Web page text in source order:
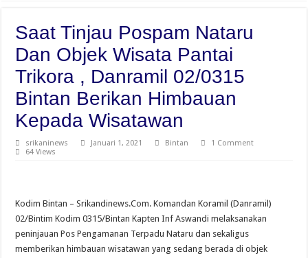
Saat Tinjau Pospam Nataru
Dan Objek Wisata Pantai
Trikora , Danramil 02/0315
Bintan Berikan Himbauan
Kepada Wisatawan
srikaninews Januari 1, 2021 Bintan
1 Comment
64 Views
Kodim Bintan – Srikandinews.Com. Komandan Koramil (Danramil)
02/Bintim Kodim 0315/Bintan Kapten Inf Aswandi melaksanakan
peninjauan Pos Pengamanan Terpadu Nataru dan sekaligus
memberikan himbauan wisatawan yang sedang berada di objek